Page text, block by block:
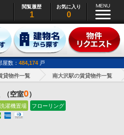
閲覧履歴
1
お気に入り
0
屋数： 484,174 戸
貸物件一覧 南大沢駅の賃貸物件一覧
（空室0）
濯機置場 フローリング